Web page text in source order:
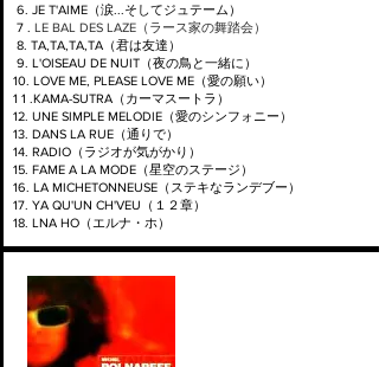
6. JE T'AIME（涙...そしてジュテーム）
7 .
LE BAL DES LAZE（ラース家の舞踏会）
8. TA,TA,TA,TA（君は友達）
9. L'OISEAU DE NUIT（夜の鳥と一緒に）
10. LOVE ME, PLEASE LOVE ME（愛の願い）
1 1 .KAMA-SUTRA（カーマスートラ）
12. UNE SIMPLE MELODIE（愛のシンフォニー）
13. DANS LA RUE（通りで）
14. RADIO（ラジオが気がかり）
15. FAME A LA MODE（星空のステージ）
16. LA MICHETONNEUSE（ステキなランデブー）
17. YA QU'UN CH'VEU（１２章）
18. LNA HO（エルナ・ホ）